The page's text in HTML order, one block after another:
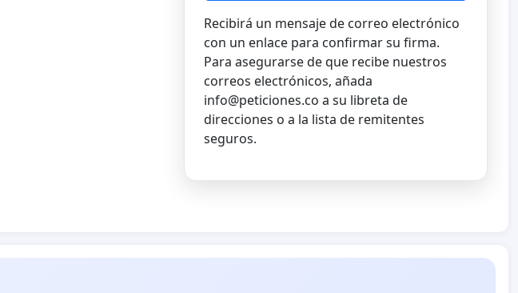
Recibirá un mensaje de correo electrónico
con un enlace para confirmar su firma.
Para asegurarse de que recibe nuestros
correos electrónicos, añada
info@peticiones.co a su libreta de
direcciones o a la lista de remitentes
seguros.